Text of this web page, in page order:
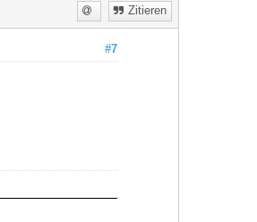
Zitieren
#7